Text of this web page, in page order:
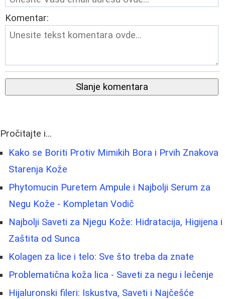
Komentar:
Slanje komentara
Pročitajte i...
Kako se Boriti Protiv Mimikih Bora i Prvih Znakova
Starenja Kože
Phytomucin Puretem Ampule i Najbolji Serum za
Negu Kože - Kompletan Vodič
Najbolji Saveti za Njegu Kože: Hidratacija, Higijena i
Zaštita od Sunca
Kolagen za lice i telo: Sve što treba da znate
Problematična koža lica - Saveti za negu i lečenje
Hijaluronski fileri: Iskustva, Saveti i Najčešće